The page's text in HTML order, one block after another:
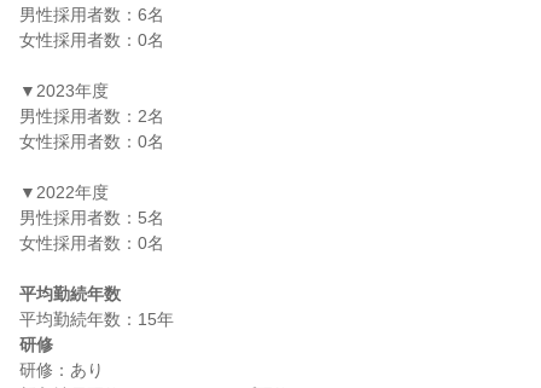
男性採用者数：6名
女性採用者数：0名
▼2023年度
男性採用者数：2名
女性採用者数：0名
▼2022年度
男性採用者数：5名
女性採用者数：0名
平均勤続年数
研修
研修：あり